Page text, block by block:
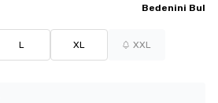
Bedenini Bul
L XL XXL